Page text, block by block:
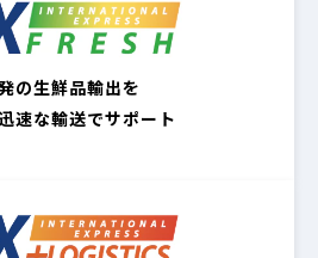
の生鮮品輸出を
速な輸送でサポート